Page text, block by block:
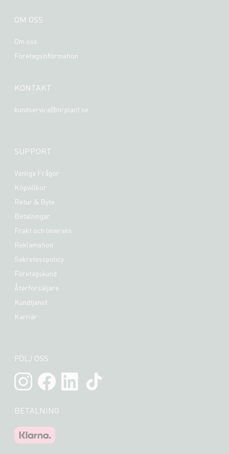
OM OSS
Om oss
Företagsinformation
KONTAKT
kundservice@mrplant.se
SUPPORT
Vanliga Frågor
Köpvillkor
Retur & Byte
Betalningar
Frakt och leverans
Reklamation
Sekretesspolicy
Företagskund
Återförsäljare
Kundtjänst
Karriär
FÖLJ OSS
BETALNING